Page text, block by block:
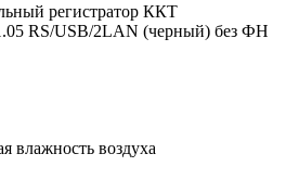
регистратор ККТ
RS/USB/2LAN (черный) без ФН
влажность воздуха